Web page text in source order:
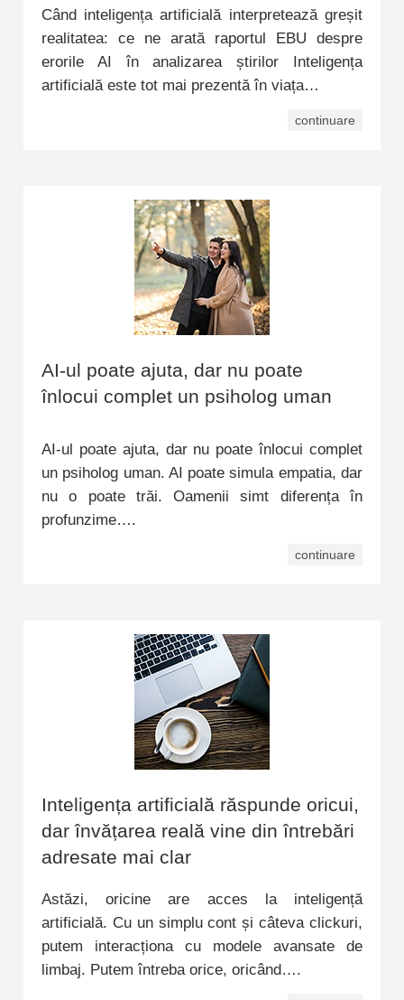
Când inteligența artificială interpretează greșit
realitatea: ce ne arată raportul EBU despre
erorile AI în analizarea știrilor Inteligența
artificială este tot mai prezentă în viața…
continuare
AI-ul poate ajuta, dar nu poate
înlocui complet un psiholog uman
AI-ul poate ajuta, dar nu poate înlocui complet
un psiholog uman. AI poate simula empatia, dar
nu o poate trăi. Oamenii simt diferența în
profunzime….
continuare
Inteligența artificială răspunde oricui,
dar învățarea reală vine din întrebări
adresate mai clar
Astăzi, oricine are acces la inteligență
artificială. Cu un simplu cont și câteva clickuri,
putem interacționa cu modele avansate de
limbaj. Putem întreba orice, oricând….